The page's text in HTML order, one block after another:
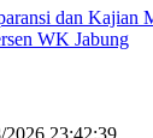
2026 23:42:39